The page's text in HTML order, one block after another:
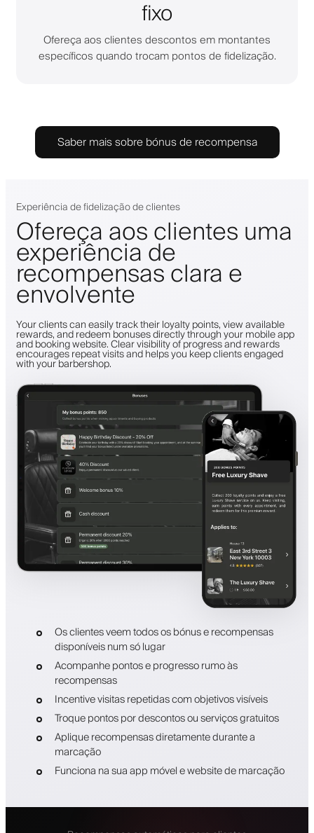
fixo
Ofereça aos clientes descontos em montantes
específicos quando trocam pontos de fidelização.
Saber mais sobre bónus de recompensa
Experiência de fidelização de clientes
Ofereça aos clientes uma
experiência de
recompensas clara e
envolvente
Your clients can easily track their loyalty points, view available
rewards, and redeem bonuses directly through your mobile app
and booking website. Clear visibility of progress and rewards
encourages repeat visits and helps you keep clients engaged
with your barbershop.
Os clientes veem todos os bónus e recompensas
disponíveis num só lugar
Acompanhe pontos e progresso rumo às
recompensas
Incentive visitas repetidas com objetivos visíveis
Troque pontos por descontos ou serviços gratuitos
Aplique recompensas diretamente durante a
marcação
Funciona na sua app móvel e website de marcação